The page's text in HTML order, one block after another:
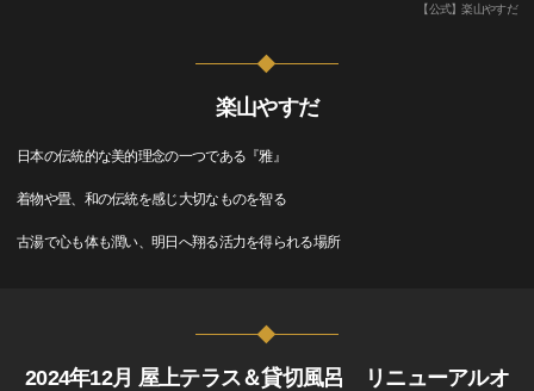
【公式】楽山やすだ
楽山やすだ
日本の伝統的な美的理念の一つである『雅』
着物や畳、和の伝統を感じ大切なものを智る
古湯で心も体も潤い、明日へ翔る活力を得られる場所
2024年12月 屋上テラス＆貸切風呂 リニューアルオ